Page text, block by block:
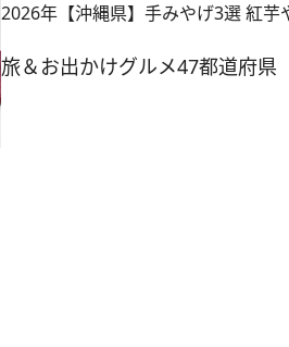
2026年【沖縄県】手みやげ3選 紅芋
旅＆お出かけグルメ47都道府県